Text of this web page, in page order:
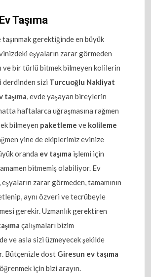
Taşıma
taşınmak gerektiğinde en büyük
eşyaların zarar görmeden
ve bir türlü bitmek bilmeyen kolilerin
derdinden sizi Turcuoğlu Nakliyat
taşıma, evde yaşayan bireylerin
haftalarca uğraşmasına rağmen
bilmeyen paketleme ve kolileme
yine de ekiplerimiz evinize
oranda ev taşıma işlemi için
bitmemiş olabiliyor. Ev
zarar görmeden, tamamının
aynı özveri ve tecrübeyle
gerekir. Uzmanlık gerektiren
çalışmaları bizim
ve asla sizi üzmeyecek şekilde
Bütçenizle dost Giresun ev taşıma
öğrenmek için bizi arayın.